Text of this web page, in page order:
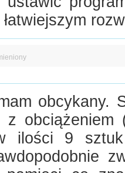
łatwiejszym
obcykany.
obciążeniem
ilości 9